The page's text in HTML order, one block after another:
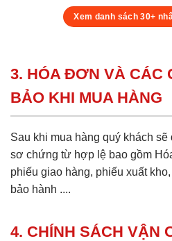
Xem danh sách 30+
3. HÓA ĐƠN VÀ CÁC
BẢO KHI MUA HÀNG
Sau khi mua hàng quý khách
sơ chứng từ hợp lệ bao gồm
phiếu giao hàng, phiếu xuất
bảo hành ....
4. CHÍNH SÁCH VẬN